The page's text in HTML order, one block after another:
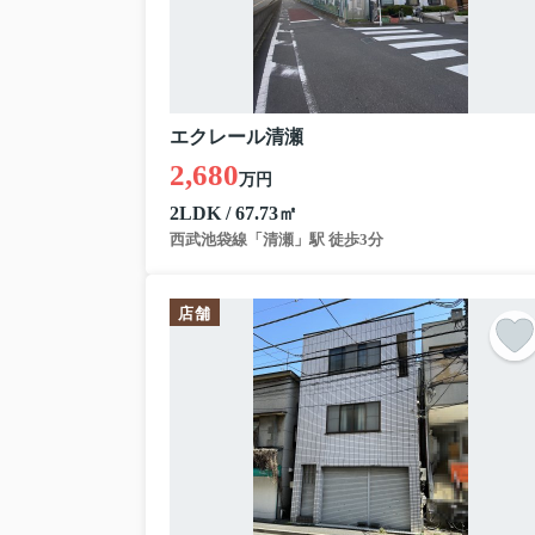
この度は弊社が売主様から売却
物件はコチラ！
清瀬市中里5丁目2020年築戸建
東京都清瀬市中里５丁目
西武池袋線 清瀬駅 徒歩32分
室内はかなりキレイです！
キッチン後ろに大容量のパント
カースペースも2台駐車可！（車
弊社を通してご購入して頂ける
売主様居住中ですが、ご見学も
エクレール清瀬
2,680万円
2LDK / 67.73㎡
西武池袋線「清瀬」駅 徒歩3分
店舗